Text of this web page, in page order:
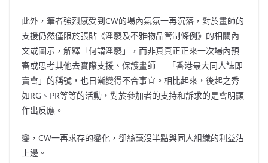
此外，筆者強烈感受到CW的場內氣氛一再沉落 ，對於畫師的
支援仍然僅限於張貼《淫褻及不雅物品管制條例》的相關內
文或圖示，解釋「何謂淫褻」，而非真真正正來一次場內預
審或思考其他去實際支援、保護畫師──「香港最大同人誌即
賣會」的稱號，也日漸變得不合事宜。相比起來，後起之秀
如RG、PR等等的活動，對於參加者的支持和訴求的是會明顯
作出反應。
變，CW一再求存的變化，卻絲毫沒半點與同人組織的利益沾
上邊。